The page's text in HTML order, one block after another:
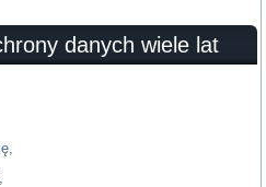
danych wiele lat